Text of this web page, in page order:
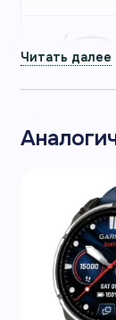
О МОДЕЛИ